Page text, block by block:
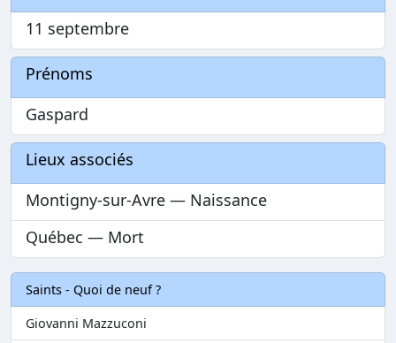
11 septembre
Prénoms
Gaspard
Lieux associés
Montigny-sur-Avre — Naissance
Québec — Mort
Saints - Quoi de neuf ?
Giovanni Mazzuconi